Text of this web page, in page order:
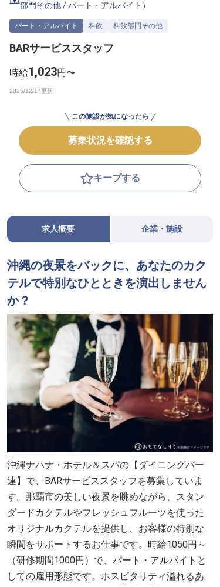
無料 転職サポートに申し込む
採用をお考えの企業様へ
部門その他/パート・アルバイト ）
パート・アルバイト 料飲 料飲部門その他
BARサービススタッフ
時給1,023円〜
この施設が気になったら
募集状況を確認する
キープする
求人概要 企業・施設
沖縄の夜景をバックに、あなたのカク
テルで特別なひとときを演出しません
か？
沖縄ナハナ・ホテル＆スパの【ダイニングバー
連】で、BARサービススタッフを募集していま
す。那覇市の美しい夜景を眺めながら、スタン
ダードカクテルやフレッシュフルーツを使った
オリジナルカクテルを提供し、お客様の特別な
瞬間をサポートするお仕事です。時給1050円～
（研修期間1000円）で、パート・アルバイトと
しての雇用形態です。ホスピタリティ溢れるあ